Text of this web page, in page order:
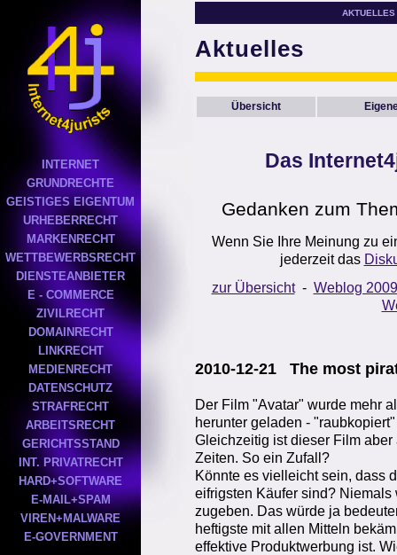
INTERNET
GRUNDRECHTE
GEISTIGES EIGENTUM
URHEBERRECHT
MARKENRECHT
WETTBEWERBSRECHT
DIENSTEANBIETER
E - COMMERCE
ZIVILRECHT
DOMAINRECHT
LINKRECHT
MEDIENRECHT
DATENSCHUTZ
STRAFRECHT
ARBEITSRECHT
GERICHTSSTAND
INT. PRIVATRECHT
HARD+SOFTWARE
E-MAIL+SPAM
VIREN+MALWARE
E-GOVERNMENT
AKTUELLES
Aktuelles
Übersicht
Das
Gedanken zum
Wenn Sie Ihre Meinung zu
jederzeit das
zur Übersicht- Weblog 2009
2010-12-21 The most
Der Film "Avatar" wurde mehr
herunter geladen -
Gleichzeitig ist dieser Film
Zeiten. So ein Zufall?
Könnte es vielleicht sein, dass
eifrigsten Käufer sind?
zugeben. Das würde ja
heftigste mit allen Mitteln
effektive Produktwerbung ist.